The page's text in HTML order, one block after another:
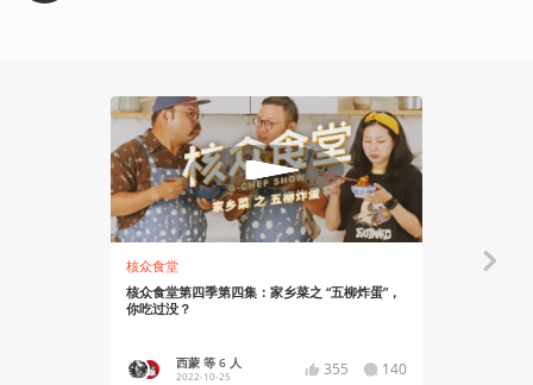
核众食堂
核众食堂第四季第四集：家乡菜之 “五柳炸蛋”，
你吃过没？
西蒙 等 6 人
2022-10-25 355 140
Gadio Life